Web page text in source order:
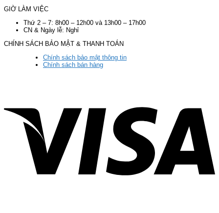
GIỜ LÀM VIỆC
Thứ 2 – 7: 8h00 – 12h00 và 13h00 – 17h00
CN & Ngày lễ: Nghỉ
CHÍNH SÁCH BẢO MẬT & THANH TOÁN
Chính sách bảo mật thông tin
Chính sách bán hàng